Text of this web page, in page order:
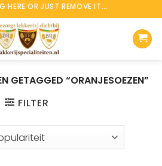
HERE OR JUST REMOVE IT...
GETAGGED “ORANJESOEZEN”
FILTER